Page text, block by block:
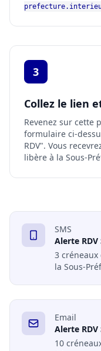
3
Collez le lien
Revenez sur cette
formulaire ci-
RDV". Vous
libère à la Sous-
SMS
Alerte
3
la Sous-
Email
Alerte
10